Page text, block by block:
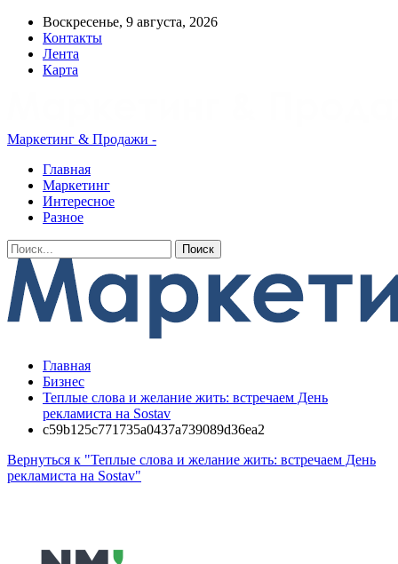
Воскресенье, 9 августа, 2026
Контакты
Лента
Карта
Маркетинг & Продажи -
Главная
Маркетинг
Интересное
Разное
Главная
Бизнес
Теплые слова и желание жить: встречаем День
рекламиста на Sostav
c59b125c771735a0437a739089d36ea2
Вернуться к "Теплые слова и желание жить: встречаем День
рекламиста на Sostav"